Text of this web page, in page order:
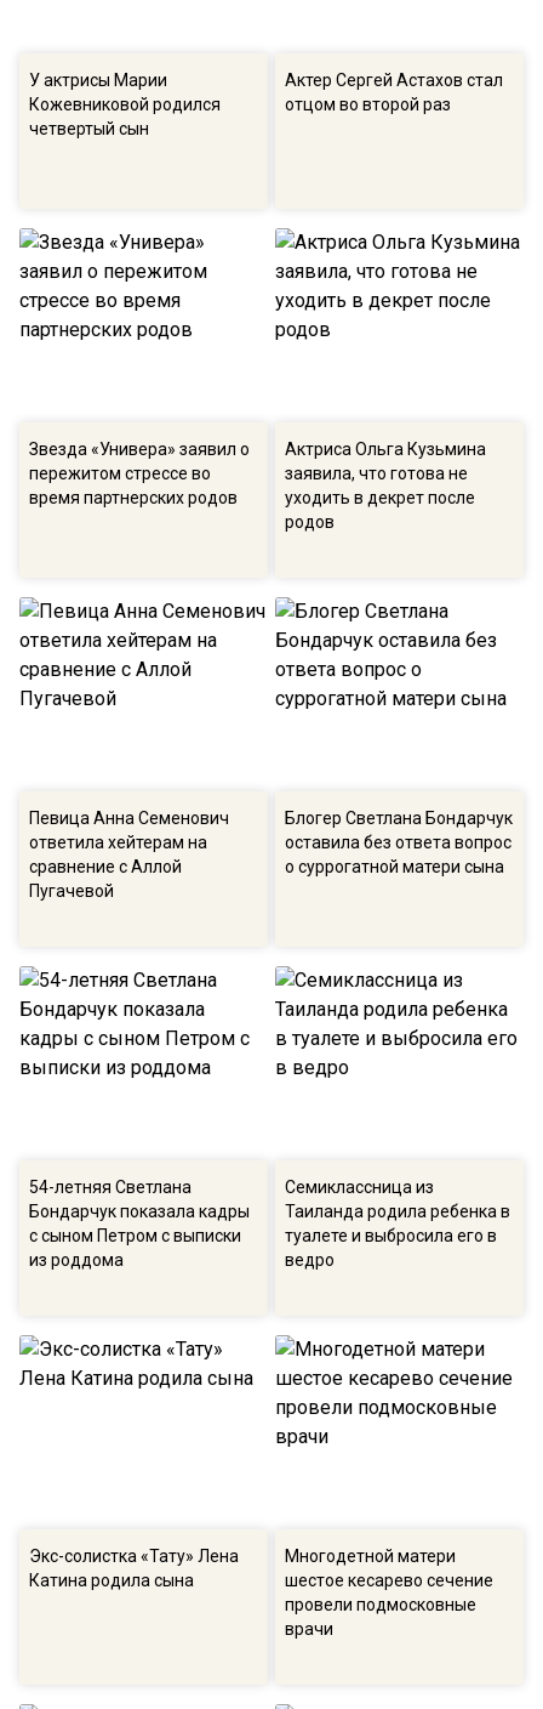
У актрисы Марии
Кожевниковой родился
четвертый сын
Актер Сергей Астахов стал
отцом во второй раз
Звезда «Универа» заявил о
пережитом стрессе во
время партнерских родов
Актриса Ольга Кузьмина
заявила, что готова не
уходить в декрет после
родов
Певица Анна Семенович
ответила хейтерам на
сравнение с Аллой
Пугачевой
Блогер Светлана Бондарчук
оставила без ответа вопрос
о суррогатной матери сына
54-летняя Светлана
Бондарчук показала кадры
с сыном Петром с выписки
из роддома
Семиклассница из
Таиланда родила ребенка в
туалете и выбросила его в
ведро
Экс-солистка «Тату» Лена
Катина родила сына
Многодетной матери
шестое кесарево сечение
провели подмосковные
врачи